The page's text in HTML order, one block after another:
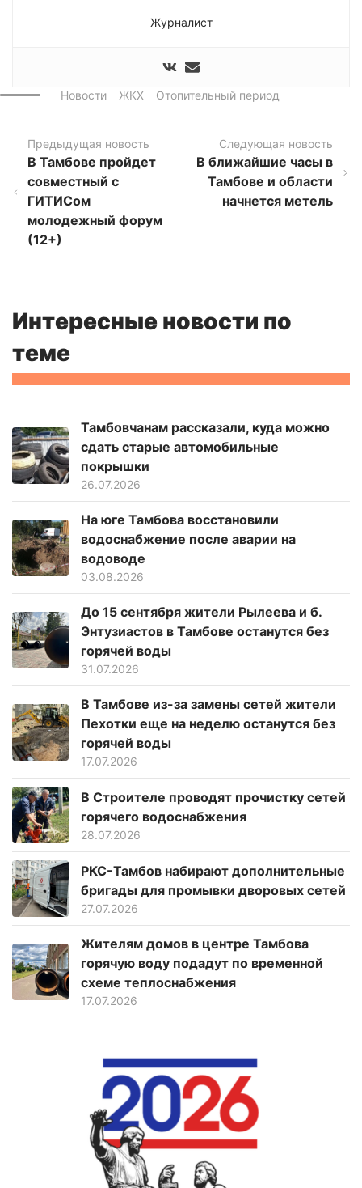
Журналист
Новости ЖКХ Отопительный период
Предыдущая новость
В Тамбове пройдет
совместный с
ГИТИСом
молодежный форум
(12+)
Следующая новость
В ближайшие часы в
Тамбове и области
начнется метель
Интересные новости по
теме
Тамбовчанам рассказали, куда можно
сдать старые автомобильные
покрышки
26.07.2026
На юге Тамбова восстановили
водоснабжение после аварии на
водоводе
03.08.2026
До 15 сентября жители Рылеева и б.
Энтузиастов в Тамбове останутся без
горячей воды
31.07.2026
В Тамбове из-за замены сетей жители
Пехотки еще на неделю останутся без
горячей воды
17.07.2026
В Строителе проводят прочистку сетей
горячего водоснабжения
28.07.2026
РКС-Тамбов набирают дополнительные
бригады для промывки дворовых сетей
27.07.2026
Жителям домов в центре Тамбова
горячую воду подадут по временной
схеме теплоснабжения
17.07.2026